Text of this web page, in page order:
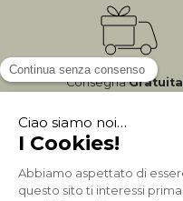
ConsegnaGratuita